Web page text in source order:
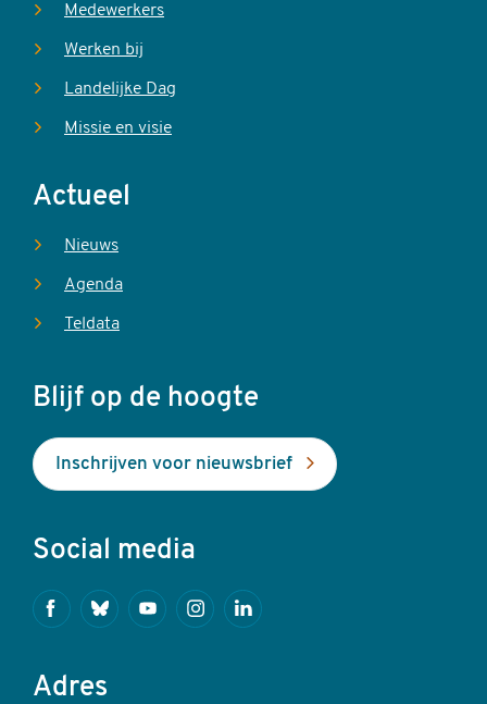
Medewerkers
Werken bij
Landelijke Dag
Missie en visie
Actueel
Nieuws
Agenda
Teldata
Blijf op de hoogte
Inschrijven voor nieuwsbrief
Social media
FacebookBlueskyYoutubeInstagramLinkedin
Adres